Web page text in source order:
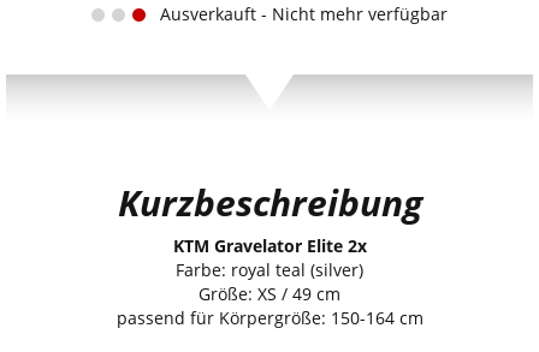
Ausverkauft - Nicht mehr verfügbar
Kurzbeschreibung
KTM Gravelator Elite 2x
Farbe: royal teal (silver)
Größe: XS / 49 cm
passend für Körpergröße: 150-164 cm